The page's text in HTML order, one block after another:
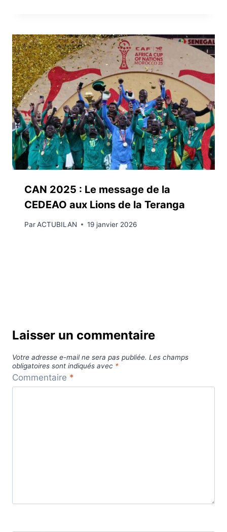
CAN 2025 : Le message de la
CEDEAO aux Lions de la Teranga
ParACTUBILAN 19 janvier 2026
Laisser un commentaire
Votre adresse e-mail ne sera pas publiée. Les champs
obligatoires sont indiqués avec *
Commentaire *